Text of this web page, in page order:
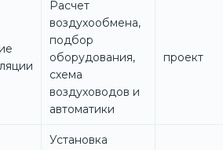
Расчет
воздухообмена,
подбор
оборудования,
схема
воздуховодов и
автоматики
проект
Установка